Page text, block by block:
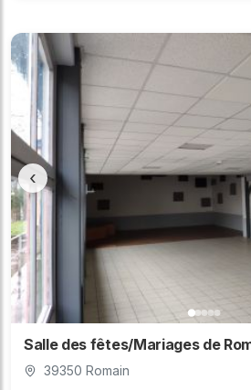
‹
Salle des fêtes/Mariages de
39350 Romain